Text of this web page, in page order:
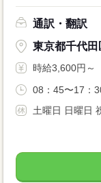
通訳・翻訳
東京都千代田
時給3,600円～
08：45〜17：
土曜日 日曜日